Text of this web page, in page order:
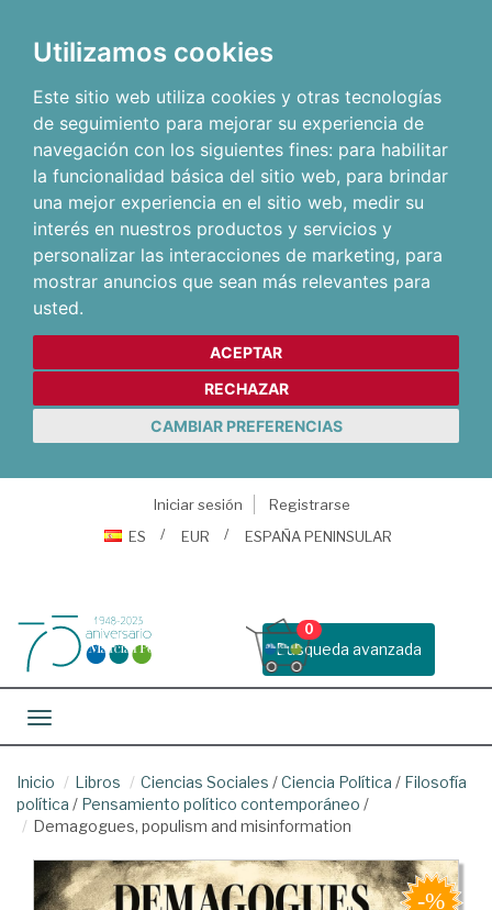
Utilizamos cookies
Este sitio web utiliza cookies y otras tecnologías
de seguimiento para mejorar su experiencia de
navegación con los siguientes fines: para habilitar
la funcionalidad básica del sitio web, para brindar
una mejor experiencia en el sitio web, medir su
interés en nuestros productos y servicios y
personalizar las interacciones de marketing, para
mostrar anuncios que sean más relevantes para
usted.
ACEPTAR
RECHAZAR
CAMBIAR PREFERENCIAS
Iniciar sesión
Registrarse
ES
EUR ESPAÑA PENINSULAR
Busqueda avanzada
0
Toggle navigation
Inicio Libros Ciencias Sociales /Ciencia Política / Filosofía
política / Pensamiento político contemporáneo /
Demagogues, populism and misinformation